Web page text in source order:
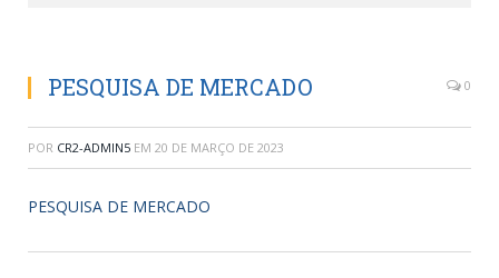
PESQUISA DE MERCADO 0
POR CR2-ADMIN5 EM 20 DE MARÇO DE 2023
PESQUISA DE MERCADO